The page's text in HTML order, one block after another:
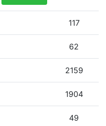
117
62
2159
1904
49